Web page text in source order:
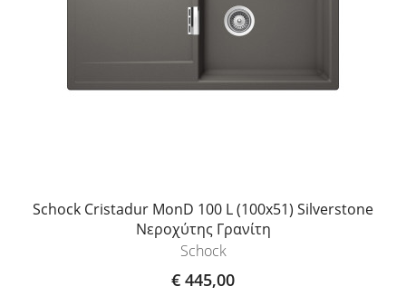
Schock Cristadur MonD 100 L (100x51) Silverstone
Νεροχύτης Γρανίτη
Schock
€ 445,00